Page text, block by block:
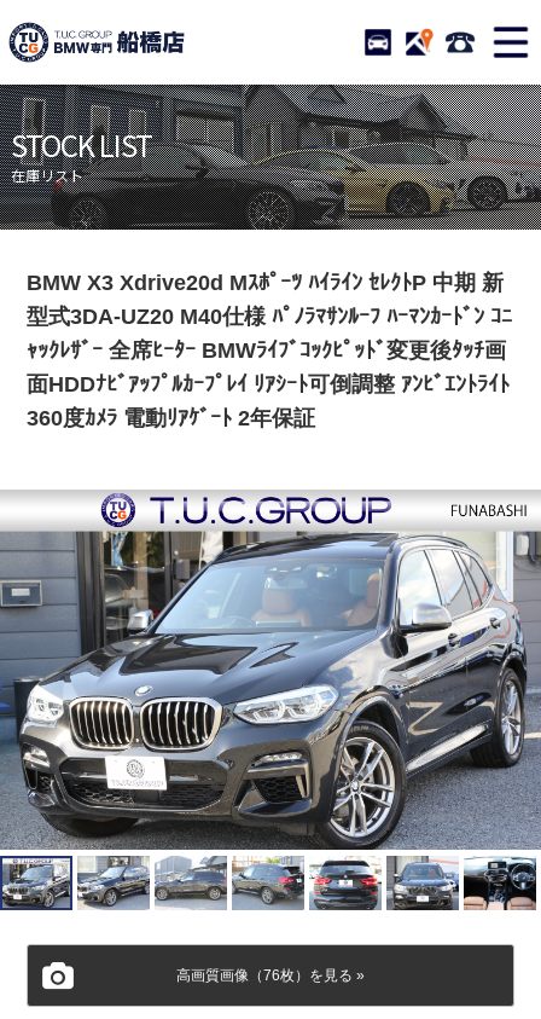
TUCグループ BMW専門
STOCK ACCESS 047-
ニュース
在庫リスト
目玉車両一覧
店舗紹介
保証＆サービス
アクセスマップ
特別作業について
オーダーサービス
買取無料査定
自動車保険
TUCとは？
リクルート
納車blog
会社概要
STOCK LIST
在庫リスト
BMW X3 Xdrive20d Mｽﾎﾟｰﾂ ﾊｲﾗｲﾝ ｾﾚｸﾄP 中期 新
型式3DA-UZ20 M40仕様 ﾊﾟﾉﾗﾏｻﾝﾙｰﾌ ﾊｰﾏﾝｶｰﾄﾞﾝ ｺﾆ
ｬｯｸﾚｻﾞｰ 全席ﾋｰﾀｰ BMWﾗｲﾌﾞｺｯｸﾋﾟｯﾄﾞ変更後ﾀｯﾁ画
面HDDﾅﾋﾞｱｯﾌﾟﾙｶｰﾌﾟﾚｲ ﾘｱｼｰﾄ可倒調整 ｱﾝﾋﾞｴﾝﾄﾗｲﾄ
360度ｶﾒﾗ 電動ﾘｱｹﾞｰﾄ 2年保証
高画質画像（76枚）を見る »